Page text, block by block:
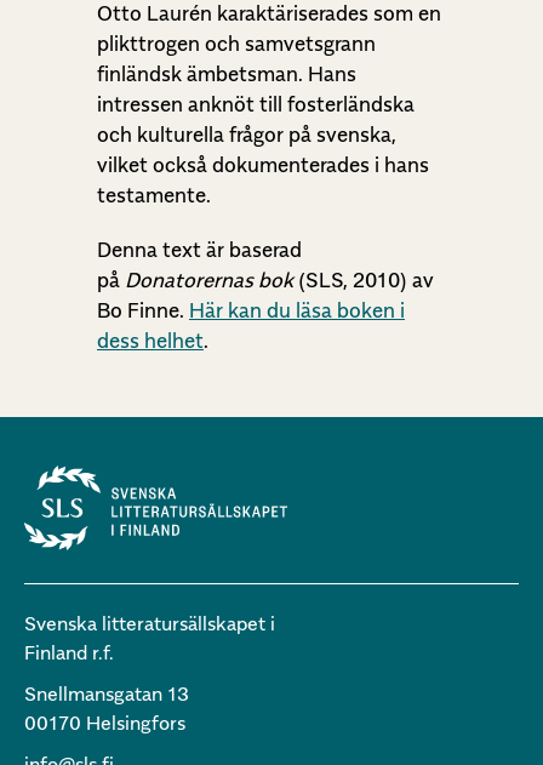
Otto Laurén karaktäriserades som en
plikttrogen och samvetsgrann
finländsk ämbetsman. Hans
intressen anknöt till fosterländska
och kulturella frågor på svenska,
vilket också dokumenterades i hans
testamente.
Denna text är baserad
på Donatorernas bok(SLS, 2010) av
Bo Finne. Här kan du läsa boken i
dess helhet.
Svenska litteratursällskapet i
Finland r.f.
Snellmansgatan 13
00170 Helsingfors